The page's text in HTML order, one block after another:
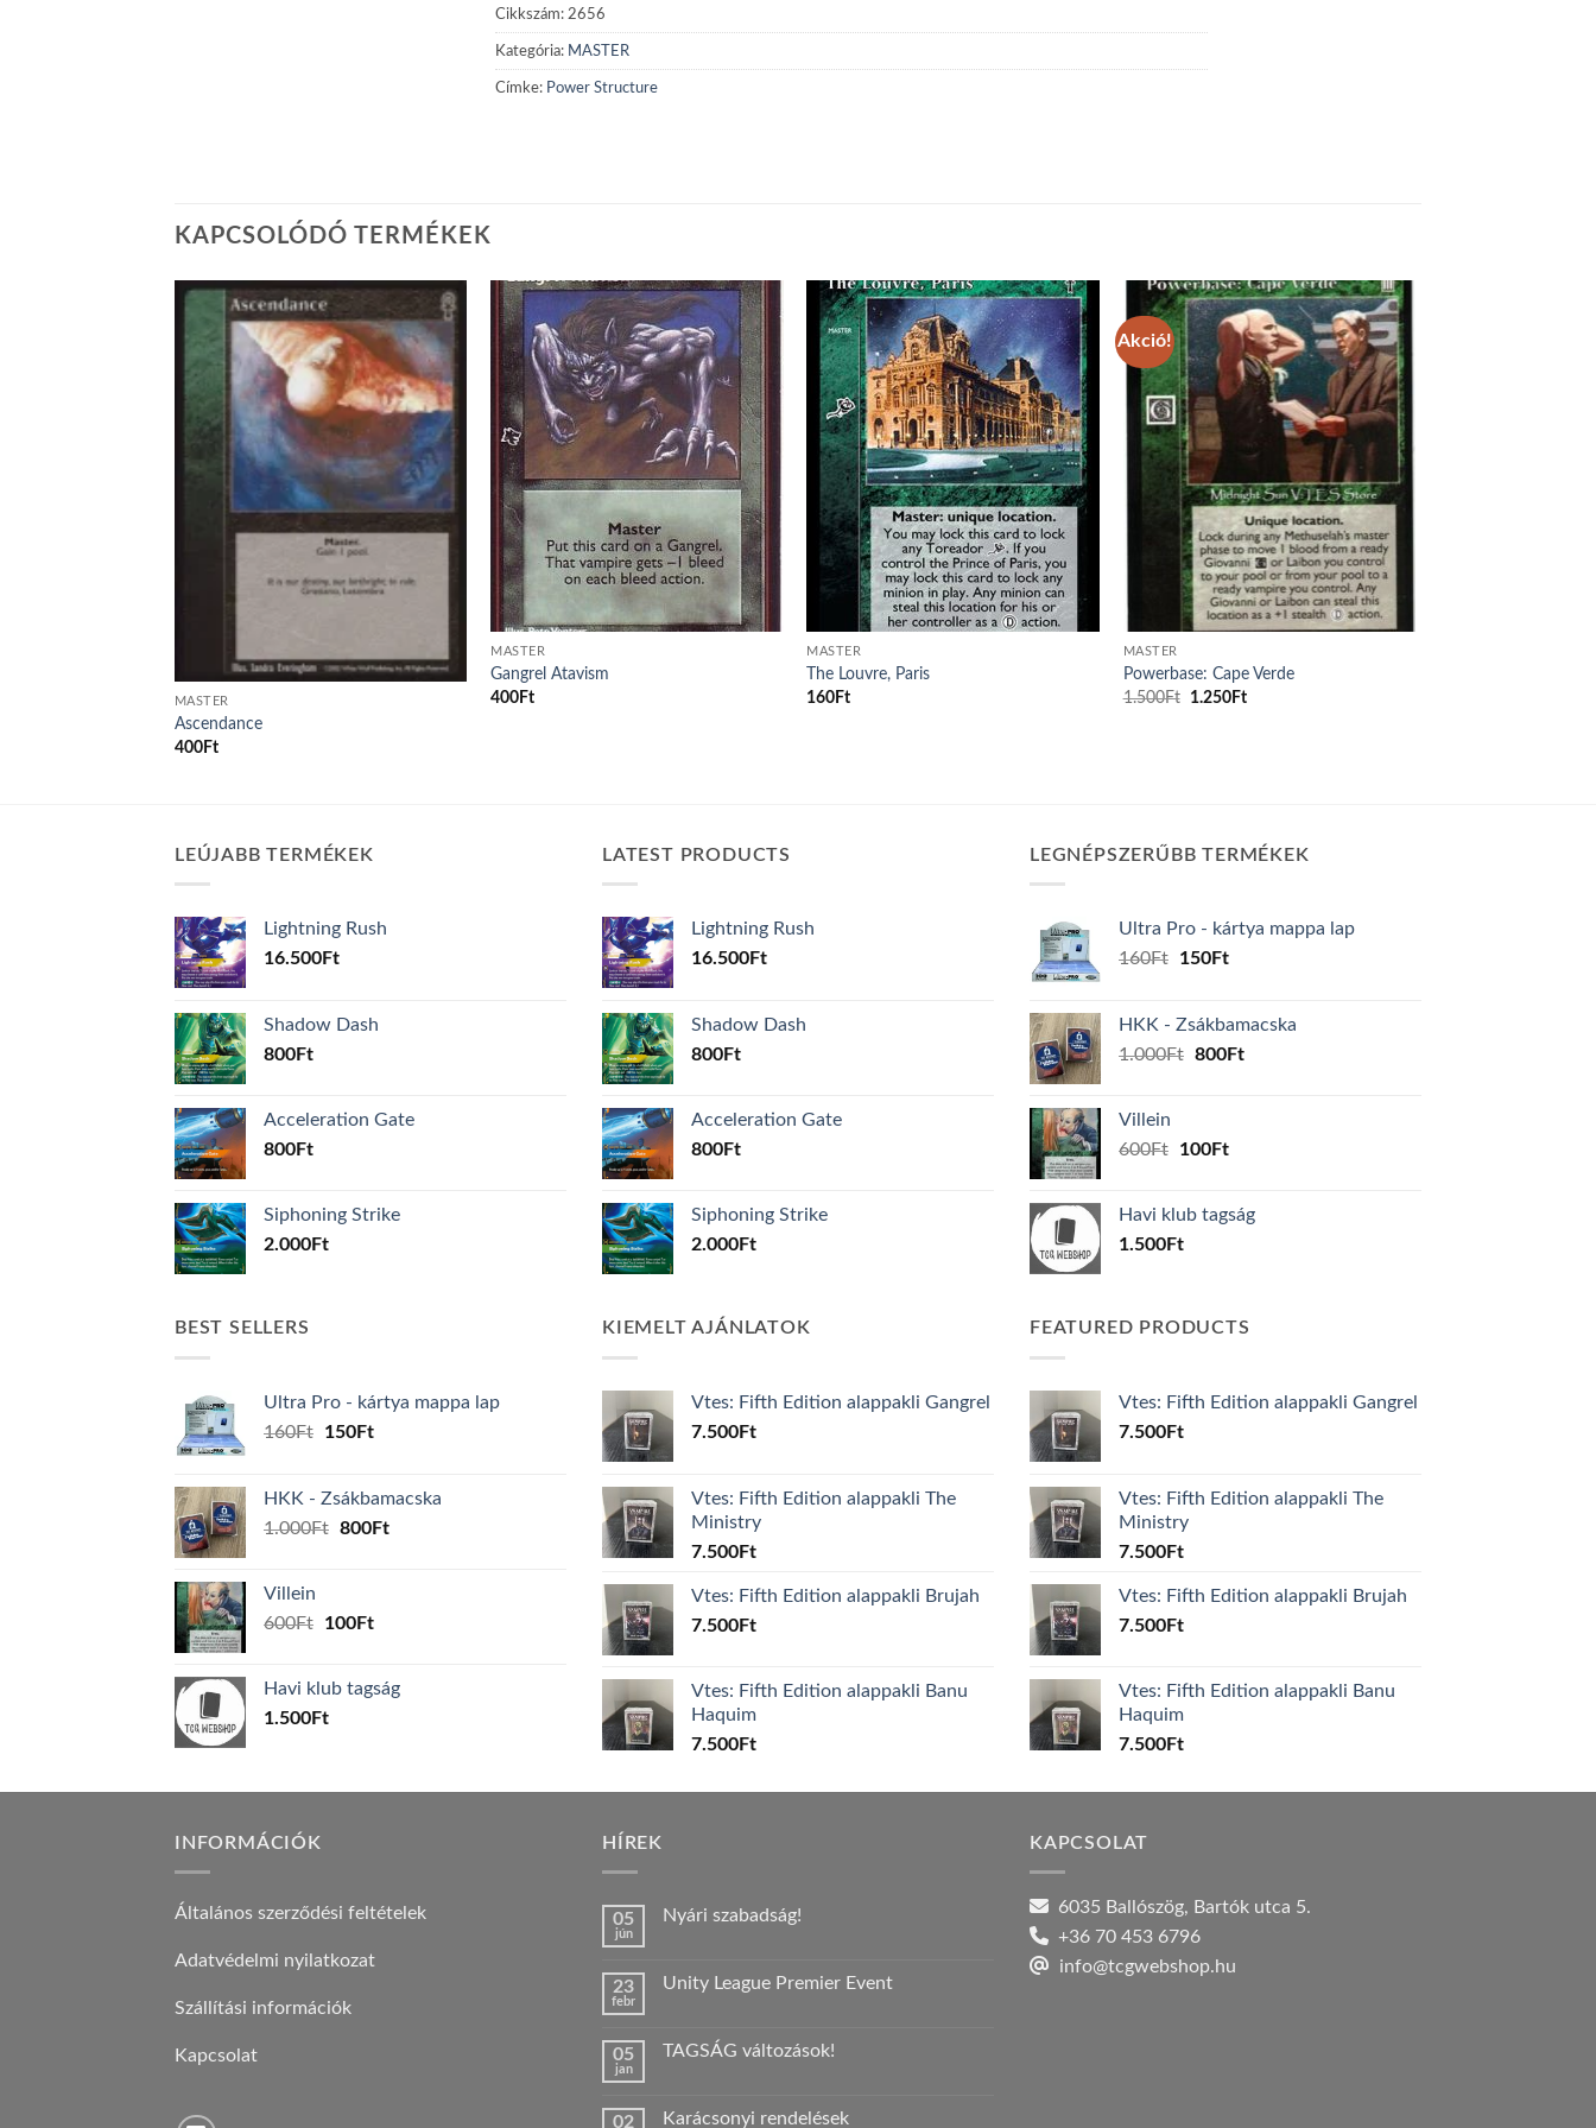
Cikkszám: 2656
Kategória: MASTER
Címke: Power Structure
KAPCSOLÓDÓ TERMÉKEK
Add to
wishlist
MASTER
Ascendance
400Ft
Add to
wishlist
MASTER
Gangrel Atavism
400 Ft
Add to
wishlist
MASTER
The Louvre, Paris
160 Ft
Akció!
Add to
wishlist
MASTER
Powerbase: Cape Verde
1.500Ft
Original
1.250FtCurrent
LEÚJABB TERMÉKEK
Lightning Rush
16.500Ft
Shadow Dash
800Ft
Acceleration Gate
800Ft
Siphoning Strike
2.000Ft
LATEST PRODUCTS
Lightning Rush
16.500Ft
Shadow Dash
800Ft
Acceleration Gate
800Ft
Siphoning Strike
2.000Ft
LEGNÉPSZERŰBB TERMÉKEK
Ultra Pro - kártya mappa lap
160Ft
Original
160Ft.
150FtCurrent
150Ft.
HKK - Zsákbamacska
1.000Ft Original
800FtCurrent
Villein
600Ft
Original
600Ft.
100FtCurrent
100Ft.
Havi klub tagság
1.500Ft
BEST SELLERS
Ultra Pro - kártya mappa lap
160Ft
Original
160Ft.
150FtCurrent
150Ft.
HKK - Zsákbamacska
1.000Ft Original
800FtCurrent
Villein
600Ft
Original
600Ft.
100FtCurrent
100Ft.
Havi klub tagság
1.500Ft
KIEMELT AJÁNLATOK
Vtes: Fifth Edition alappakli Gangrel
7.500Ft
Vtes: Fifth Edition alappakli The
Ministry
7.500Ft
Vtes: Fifth Edition alappakli Brujah
7.500Ft
Vtes: Fifth Edition alappakli Banu
Haquim
7.500Ft
FEATURED PRODUCTS
Vtes: Fifth Edition alappakli Gangrel
7.500Ft
Vtes: Fifth Edition alappakli The
Ministry
7.500Ft
Vtes: Fifth Edition alappakli Brujah
7.500Ft
Vtes: Fifth Edition alappakli Banu
Haquim
7.500Ft
INFORMÁCIÓK
Általános szerződési feltételek
Adatvédelmi nyilatkozat
Szállítási információk
Kapcsolat
HÍREK
05
jún
Nyári szabadság!
Nyári
23
febr
Unity League Premier Event
Unity
bejegyzéshez
05
jan
TAGSÁG változások!
TAGSÁG
02 Karácsonyi rendelések
KAPCSOLAT
6035 Ballószög, Bartók utca 5.
+36 70 453 6796
info@tcgwebshop.hu